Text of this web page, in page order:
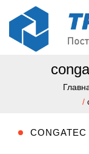
/
CONGATEC